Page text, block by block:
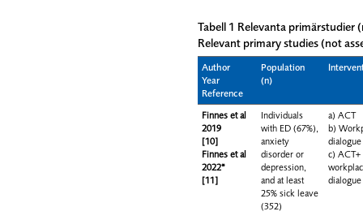
Tabell 1 Relevanta primärstudier
Relevant primary studies (not
Author
Year
Reference
Population
(n)
Finnes et al
2019
[10]
Finnes et al
2022*
[11]
Individuals
with ED (67%),
anxiety
disorder or
depression,
and at least
25% sick leave
(352)
a) ACT
b)
dialogue
c) ACT+
dialogue